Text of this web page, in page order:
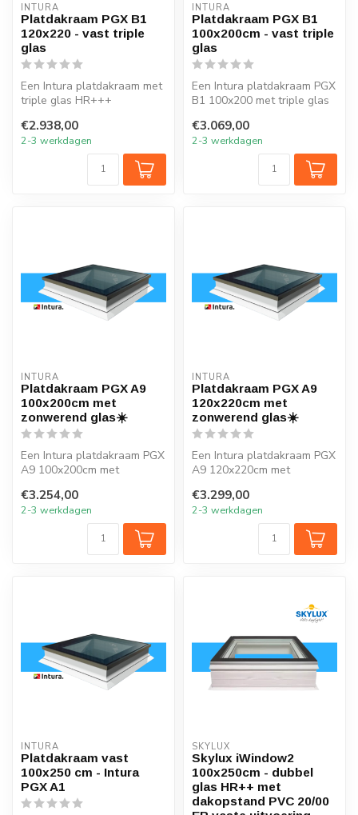
INTURA
Platdakraam PGX B1
120x220 - vast triple
glas
Een Intura platdakraam met
triple glas HR+++
vertrek onde...
€2.938,00
2-3 werkdagen
INTURA
Platdakraam PGX B1
100x200cm - vast triple
glas
Een Intura platdakraam PGX
B1 100x200 met triple glas
€3.069,00
2-3 werkdagen
INTURA
Platdakraam PGX A9
100x200cm met
zonwerend glas☀️
Een Intura platdakraam PGX
A9 100x200cm met
vertrek ...
€3.254,00
2-3 werkdagen
INTURA
Platdakraam PGX A9
120x220cm met
zonwerend glas☀️
Een Intura platdakraam PGX
A9 120x220cm met
vertrek ...
€3.299,00
2-3 werkdagen
INTURA
Platdakraam vast
100x250 cm - Intura
PGX A1
SKYLUX
Skylux iWindow2
100x250cm - dubbel
glas HR++ met
dakopstand PVC 20/00